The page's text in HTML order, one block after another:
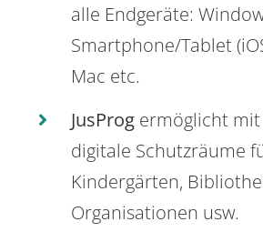
alle Endgeräte:
Smartphone/Tablet
Mac etc.
JusProg ermöglicht mit
digitale Schutzräume
Kindergärten,
Organisationen usw.